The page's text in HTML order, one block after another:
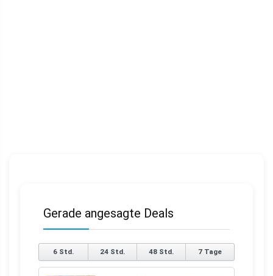
Gerade angesagte Deals
6 Std. 24 Std. 48 Std. 7 Tage